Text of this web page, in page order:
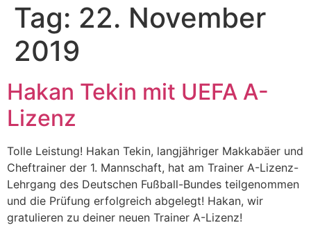
Tag: 22. November
2019
Hakan Tekin mit UEFA A-
Lizenz
Tolle Leistung! Hakan Tekin, langjähriger Makkabäer und
Cheftrainer der 1. Mannschaft, hat am Trainer A-Lizenz-
Lehrgang des Deutschen Fußball-Bundes teilgenommen
und die Prüfung erfolgreich abgelegt! Hakan, wir
gratulieren zu deiner neuen Trainer A-Lizenz!